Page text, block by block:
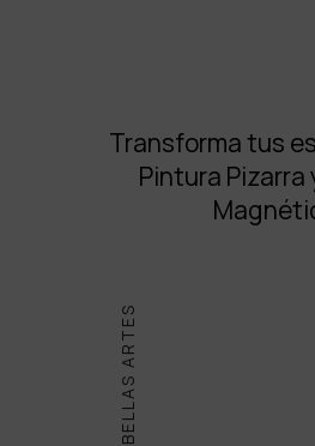
Transforma tus
Pintura Pizarra
BELLAS ARTES